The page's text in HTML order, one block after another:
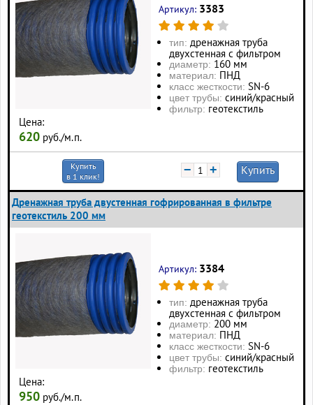
Цена:
620 руб./м.п.
Артикул: 3383
тип: дренажная труба
двухстенная с фильтром
диаметр: 160 мм
материал: ПНД
класс жесткости: SN-6
цвет трубы: синий/красный
фильтр: геотекстиль
Купить
в 1 клик!
− + Купить
Дренажная труба двустенная гофрированная в фильтре
геотекстиль 200 мм
Цена:
950 руб./м.п.
Артикул: 3384
тип: дренажная труба
двухстенная с фильтром
диаметр: 200 мм
материал: ПНД
класс жесткости: SN-6
цвет трубы: синий/красный
фильтр: геотекстиль